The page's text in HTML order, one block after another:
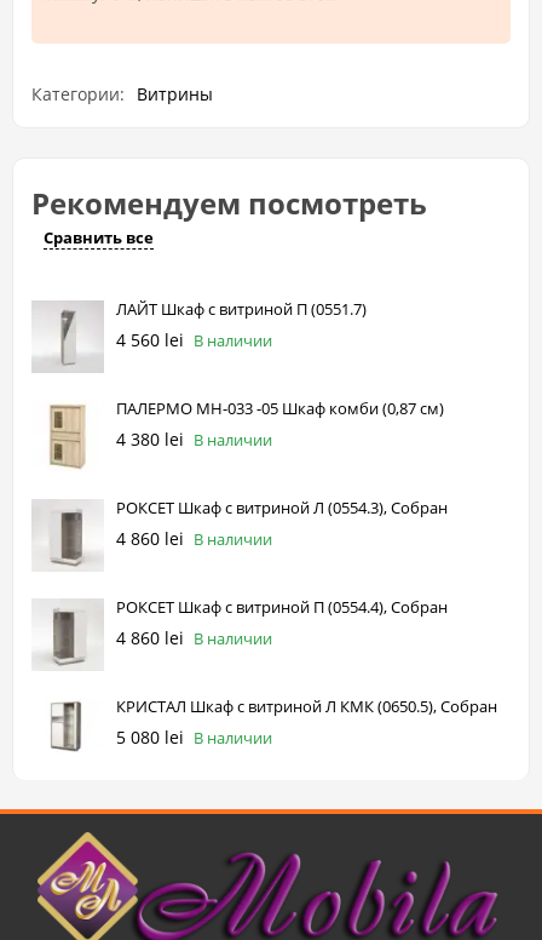
Категории: Витрины
Рекомендуем посмотреть
Сравнить все
ЛАЙТ Шкаф с витриной П (0551.7)
4 560 lei В наличии
ПАЛЕРМО МН-033 -05 Шкаф комби (0,87 см)
4 380 lei В наличии
РОКСЕТ Шкаф с витриной Л (0554.3), Собран
4 860 lei В наличии
РОКСЕТ Шкаф с витриной П (0554.4), Собран
4 860 lei В наличии
КРИСТАЛ Шкаф с витриной Л КМК (0650.5), Собран
5 080 lei В наличии